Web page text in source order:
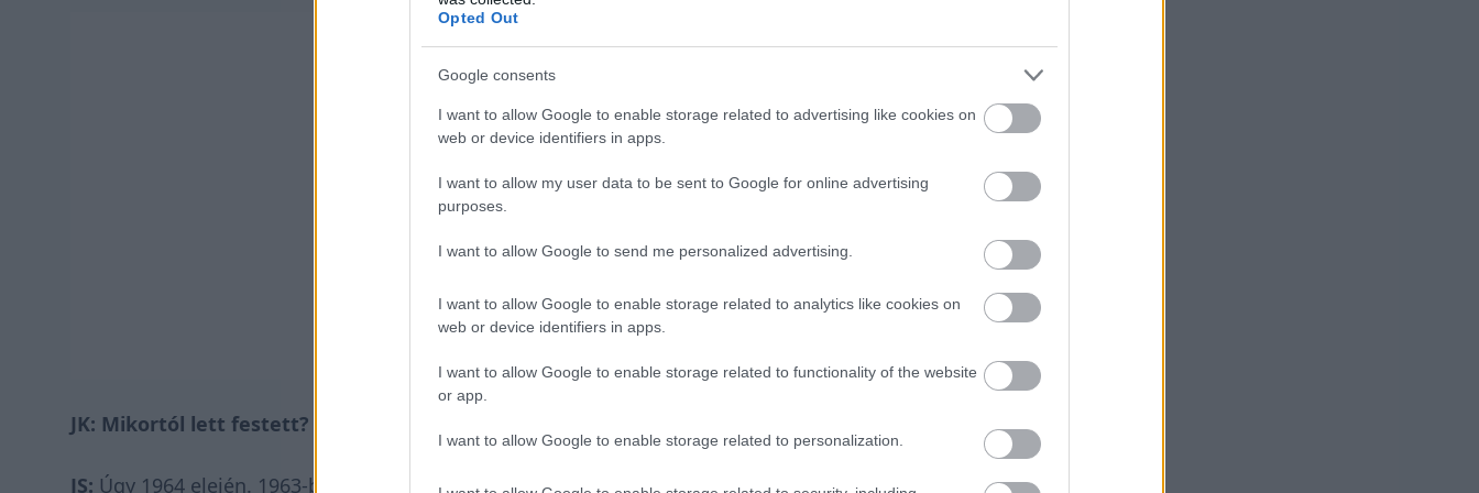
Opted Out
Google consents
I want to allow Google to enable storage related to advertising like cookies on
web or device identifiers in apps.
I want to allow my user data to be sent to Google for online advertising
purposes.
I want to allow Google to send me personalized advertising.
I want to allow Google to enable storage related to analytics like cookies on
web or device identifiers in apps.
I want to allow Google to enable storage related to functionality of the website
or app.
I want to allow Google to enable storage related to personalization.
JK: Mikortól lett festett?
JS: Úgy 1964 elején. 1963-ban az Ecurie Ecosse-nál versenyeztem, még a selymet használtam,